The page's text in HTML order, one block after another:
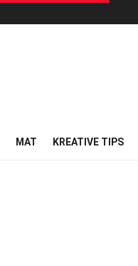
MAT KREATIVE TIPS